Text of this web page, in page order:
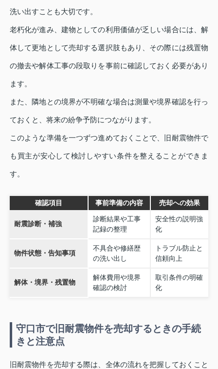
洗い出すことも大切です。
老朽化が進み、建物としての利用価値が乏しい場合には、解
体して更地として売却する選択肢もあり、その際には残置物
の撤去や解体工事の段取りを事前に確認しておく必要があり
ます。
また、隣地との境界が不明確な場合は測量や境界確認を行っ
ておくと、将来の紛争予防につながります。
このような準備を一つずつ進めておくことで、旧耐震物件で
も買主が安心して検討しやすい条件を整えることができま
す。
確認項目 事前準備の内容 売却への効果
耐震診断・補強
診断結果や工事
記録の整理
安全性の説明強
化
物件状態・告知事項
不具合や修繕歴
の洗い出し
トラブル防止と
信頼向上
解体・境界・残置物
解体費用や境界
確認の検討
取引条件の明確
化
守口市で旧耐震物件を売却するときの手続
きと注意点
旧耐震物件を売却する際は、全体の流れを把握しておくこと